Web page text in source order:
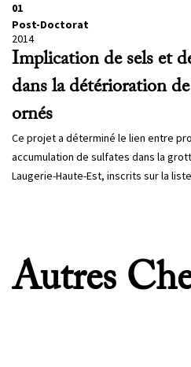
01
Post-Doctorat
2014
Implication de sels et
dans la détérioration
ornés
Ce projet a déterminé le lien entre
accumulation de sulfates dans la
Laugerie-Haute-Est, inscrits sur la
Autres